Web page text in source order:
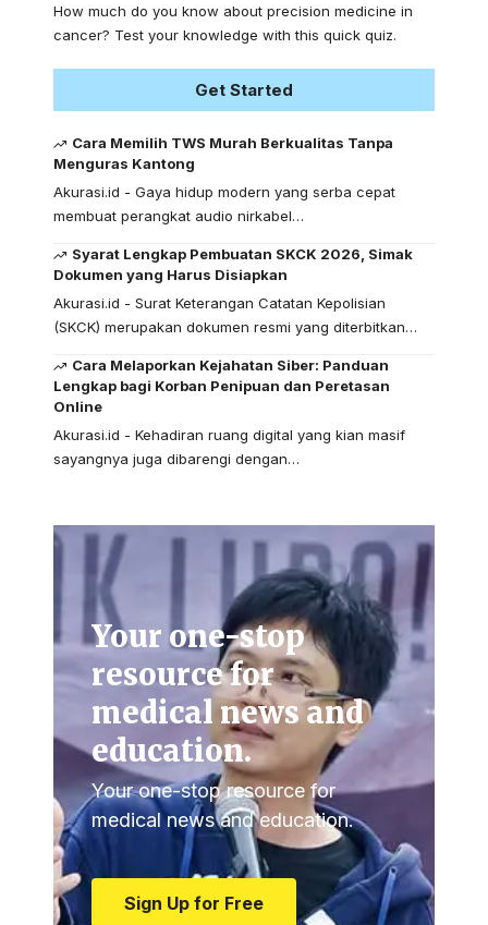
How much do you know about precision medicine in
cancer? Test your knowledge with this quick quiz.
Get Started
Cara Memilih TWS Murah Berkualitas Tanpa
Menguras Kantong
Akurasi.id - Gaya hidup modern yang serba cepat
membuat perangkat audio nirkabel…
Syarat Lengkap Pembuatan SKCK 2026, Simak
Dokumen yang Harus Disiapkan
Akurasi.id - Surat Keterangan Catatan Kepolisian
(SKCK) merupakan dokumen resmi yang diterbitkan…
Cara Melaporkan Kejahatan Siber: Panduan
Lengkap bagi Korban Penipuan dan Peretasan
Online
Akurasi.id - Kehadiran ruang digital yang kian masif
sayangnya juga dibarengi dengan…
Your one-stop
resource for
medical news and
education.
Your one-stop resource for
medical news and education.
Sign Up for Free